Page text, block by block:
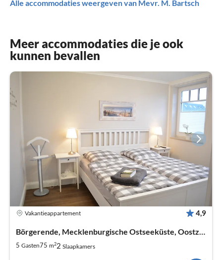
Alle accommodaties weergeven van Mevr. M. Bartsch
Meer accommodaties die je ook
kunnen bevallen
Vakantieappartement 4,9
5 Gasten75 m22 Slaapkamers